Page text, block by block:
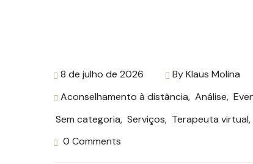
8 de julho de 2026 ByKlaus Molina
Aconselhamento à distância, Análise,
Sem categoria, Serviços, Terapeuta virtual,
0 Comments